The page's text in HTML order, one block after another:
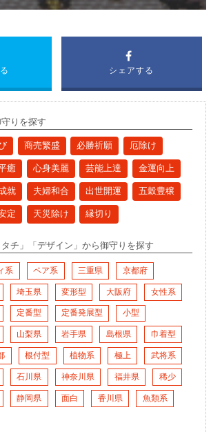
シェアする
り を探す
商売繁盛 必勝祈願 厄除け
癒 心身美麗 芸能上達 金運向上
就 夫婦和合 出世開運 五穀豊穣
定 天災除け 縁切り
チ」「デザイン」から御守り を探す
系 ペア系 三重県 京都府
埼玉県 変形型 大阪府 女性系
定番型 定番発展型 小型
山梨県 岩手県 島根県 巾着型
根付型 植物系 極上 武将系
石川県 神奈川県 福井県 稀少
静岡県 面白 香川県 魚類系